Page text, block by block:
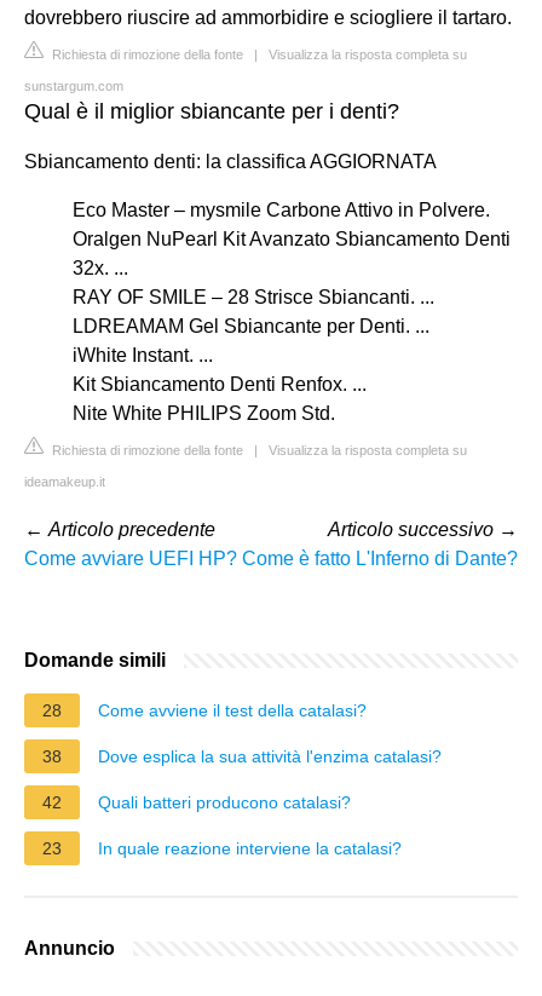
dovrebbero riuscire ad ammorbidire e sciogliere il tartaro.
Richiesta di rimozione della fonte | Visualizza la risposta completa su
sunstargum.com
Qual è il miglior sbiancante per i denti?
Sbiancamento denti: la classifica AGGIORNATA
Eco Master – mysmile Carbone Attivo in Polvere.
Oralgen NuPearl Kit Avanzato Sbiancamento Denti
32x. ...
RAY OF SMILE – 28 Strisce Sbiancanti. ...
LDREAMAM Gel Sbiancante per Denti. ...
iWhite Instant. ...
Kit Sbiancamento Denti Renfox. ...
Nite White PHILIPS Zoom Std.
Richiesta di rimozione della fonte | Visualizza la risposta completa su
ideamakeup.it
← Articolo precedente
Come avviare UEFI HP?
Articolo successivo →
Come è fatto L'Inferno di Dante?
Domande simili
28 Come avviene il test della catalasi?
38 Dove esplica la sua attività l'enzima catalasi?
42 Quali batteri producono catalasi?
23 In quale reazione interviene la catalasi?
Annuncio